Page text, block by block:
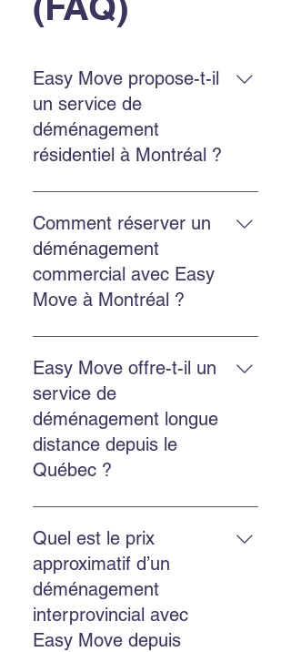
Easy Move propose-t-il
un service de
déménagement
résidentiel à Montréal ?
Oui. Easy Move Montréal propose
un service résidentiel à Montréal et
en banlieue, avec une équipe
expérimentée qui manipule vos
biens avec soin.
Comment réserver un
déménagement
commercial avec Easy
Move à Montréal ?
Réservez en remplissant le
formulaire sur le site, en appelant
au 514‑578‑6903, ou en nous
Instagram pour une réponse
rapide.
Easy Move offre-t-il un
service de
déménagement longue
distance depuis le
Québec ?
Oui. Easy Move réalise des
déménagements provinciaux et
internationaux depuis le Québec.
Contactez-nous pour une cotation
personnalisée.
Quel est le prix
approximatif d’un
déménagement
interprovincial avec
Easy Move depuis